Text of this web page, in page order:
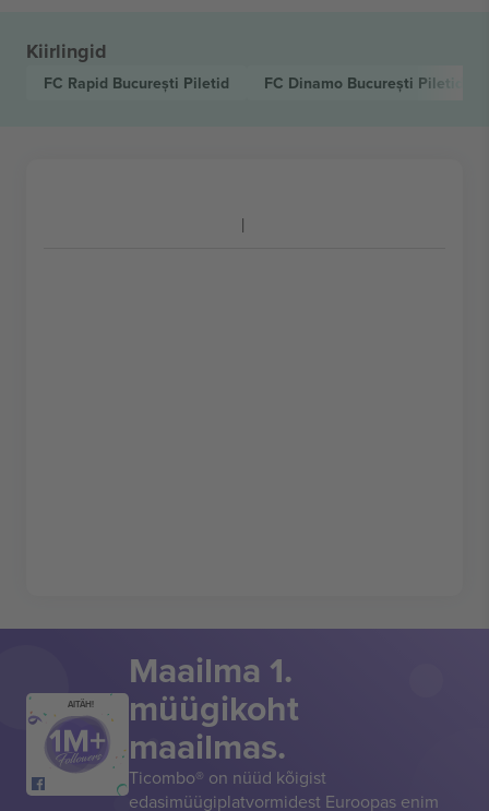
Kiirlingid
FC Rapid București Piletid FC Dinamo București Piletid
AITÄH!
Maailma 1.
müügikoht
maailmas.
Ticombo® on nüüd kõigist
edasimüügiplatvormidest Euroopas enim